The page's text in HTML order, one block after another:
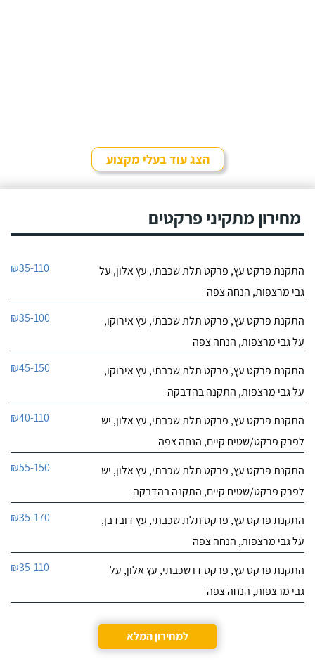
הצג עוד בעלי מקצוע
מחירון מתקיני פרקטים
התקנת פרקט עץ, פרקט תלת שכבתי, עץ אלון, על
גבי מרצפות, הנחה צפה
₪35-110
התקנת פרקט עץ, פרקט תלת שכבתי, עץ אירוקו,
על גבי מרצפות, הנחה צפה
₪35-100
התקנת פרקט עץ, פרקט תלת שכבתי, עץ אירוקו,
על גבי מרצפות, התקנה בהדבקה
₪45-150
התקנת פרקט עץ, פרקט תלת שכבתי, עץ אלון, יש
לפרק פרקט/שטיח קיים, הנחה צפה
₪40-110
התקנת פרקט עץ, פרקט תלת שכבתי, עץ אלון, יש
לפרק פרקט/שטיח קיים, התקנה בהדבקה
₪55-150
התקנת פרקט עץ, פרקט תלת שכבתי, עץ דובדבן,
על גבי מרצפות, הנחה צפה
₪35-170
התקנת פרקט עץ, פרקט דו שכבתי, עץ אלון, על
גבי מרצפות, הנחה צפה
₪35-110
למחירון המלא